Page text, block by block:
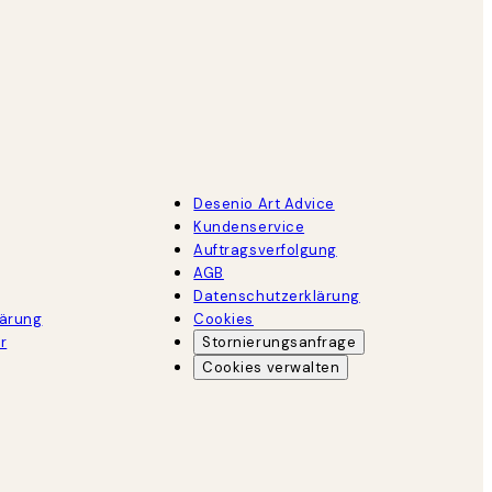
Desenio Art Advice
Kundenservice
Auftragsverfolgung
AGB
Datenschutzerklärung
Cookies
Stornierungsanfrage
Cookies verwalten